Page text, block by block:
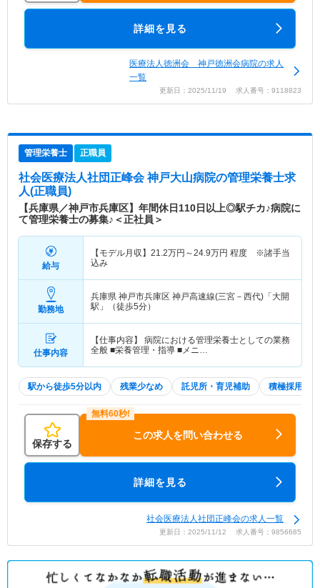
詳細を見る
医療法人徳洲会 神戸徳洲会病院の求人
一覧
更新日：2025/11/19 求人番号：9118823
管理栄養士 正職員
社会医療法人社団正峰会 神戸大山病院の管理栄養士求
人(正職員)
【兵庫県／神戸市兵庫区】年間休日110日以上◎駅チカ♪病院に
て管理栄養士の募集♪＜正社員＞
給与
【モデル月収】 21.2万円～24.9万円 程度 ※諸手当
込み
勤務地
兵庫県 神戸市兵庫区 神戸高速線(三宮－西代)「大開
駅」（徒歩5分）
仕事内容
【仕事内容】 病院における管理栄養士としての業務
全般 ■栄養管理・指導 ■メニ…
駅から徒歩5分以内 残業少なめ 託児所・育児補助 積極採用中
保存する
この求人を問い合わせる
詳細を見る
社会医療法人社団正峰会の求人一覧
更新日：2025/11/12 求人番号：9856685